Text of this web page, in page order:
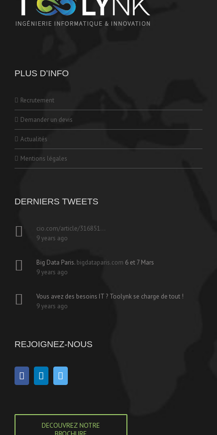
PLUS D’INFO
Recrutement
Demander un devis
Actualités
Mentions légales
DERNIERS TWEETS
cio.com/article/316851…
9 years ago
Big Data Paris. bigdataparis.com 6 et 7 Mars
9 years ago
Vous avez des besoins IT ? Toolynk se charge de tout !
9 years ago
REJOIGNEZ-NOUS
DECOUVREZ NOTRE